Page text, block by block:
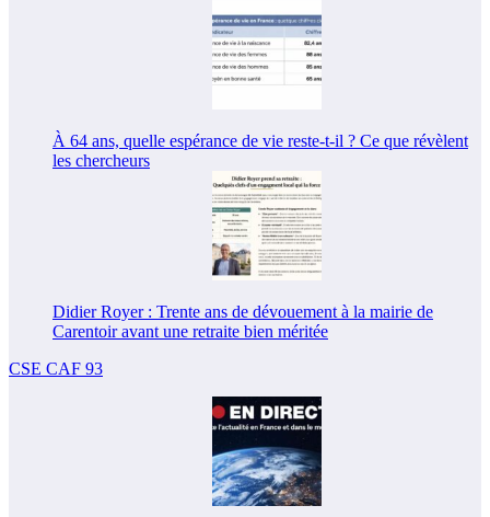
À 64 ans, quelle espérance de vie reste-t-il ? Ce que révèlent
les chercheurs
Didier Royer : Trente ans de dévouement à la mairie de
Carentoir avant une retraite bien méritée
CSE CAF 93